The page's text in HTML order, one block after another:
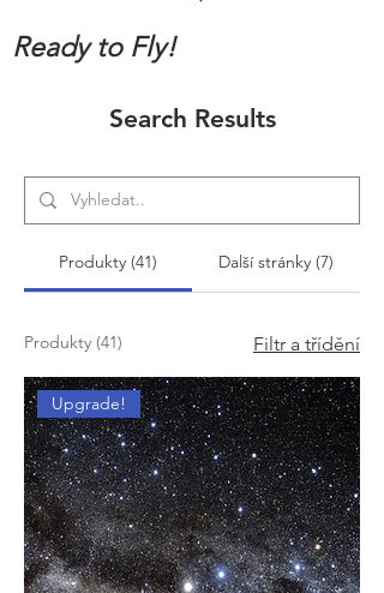
Ready to Fly!
Search Results
Produkty (41) Další stránky (7)
Produkty (41) Filtr a třídění
Upgrade!